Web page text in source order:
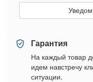
Гарантия
На каждый товар
идем навстречу
ситуации.